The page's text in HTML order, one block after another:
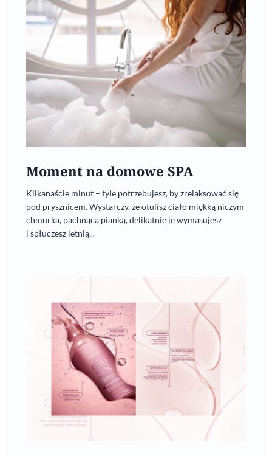
Moment na domowe SPA
Kilkanaście minut – tyle potrzebujesz, by zrelaksować się
pod prysznicem. Wystarczy, że otulisz ciało miękką niczym
chmurka, pachnącą pianką, delikatnie je wymasujesz
i spłuczesz letnią...